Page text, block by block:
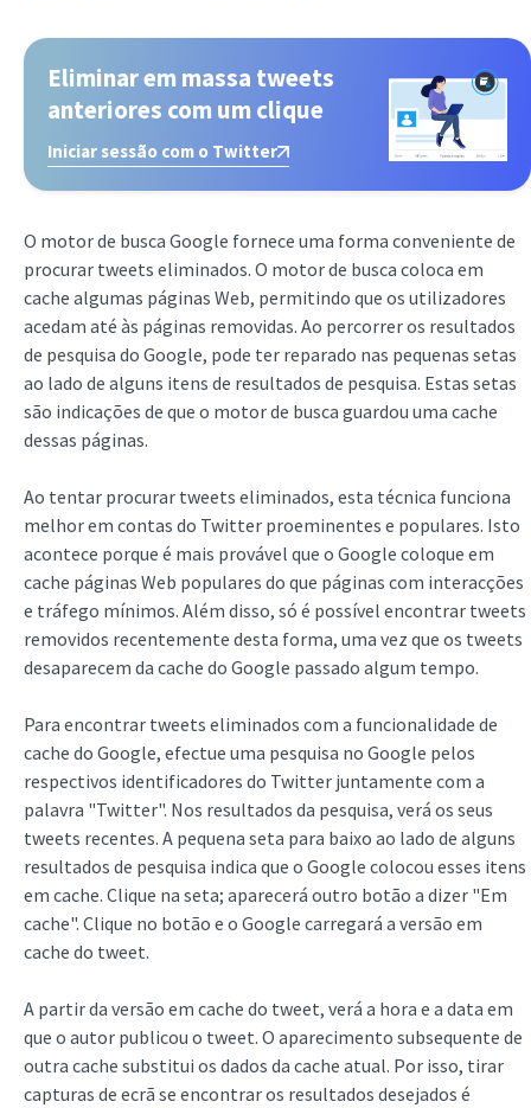
Eliminar em massa tweets
anteriores com um clique
Iniciar sessão com o Twitter
O motor de busca Google fornece uma forma conveniente de
procurar tweets eliminados. O motor de busca coloca em
cache algumas páginas Web, permitindo que os utilizadores
acedam até às páginas removidas. Ao percorrer os resultados
de pesquisa do Google, pode ter reparado nas pequenas setas
ao lado de alguns itens de resultados de pesquisa. Estas setas
são indicações de que o motor de busca guardou uma cache
dessas páginas.
Ao tentar procurar tweets eliminados, esta técnica funciona
melhor em contas do Twitter proeminentes e populares. Isto
acontece porque é mais provável que o Google coloque em
cache páginas Web populares do que páginas com interacções
e tráfego mínimos. Além disso, só é possível encontrar tweets
removidos recentemente desta forma, uma vez que os tweets
desaparecem da cache do Google passado algum tempo.
Para encontrar tweets eliminados com a funcionalidade de
cache do Google, efectue uma pesquisa no Google pelos
respectivos identificadores do Twitter juntamente com a
palavra "Twitter". Nos resultados da pesquisa, verá os seus
tweets recentes. A pequena seta para baixo ao lado de alguns
resultados de pesquisa indica que o Google colocou esses itens
em cache. Clique na seta; aparecerá outro botão a dizer "Em
cache". Clique no botão e o Google carregará a versão em
cache do tweet.
A partir da versão em cache do tweet, verá a hora e a data em
que o autor publicou o tweet. O aparecimento subsequente de
outra cache substitui os dados da cache atual. Por isso, tirar
capturas de ecrã se encontrar os resultados desejados é